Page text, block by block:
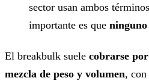
sector usan ambos
importante es que ninguno
El breakbulk suele cobrarse
mezcla de peso y volumen, con